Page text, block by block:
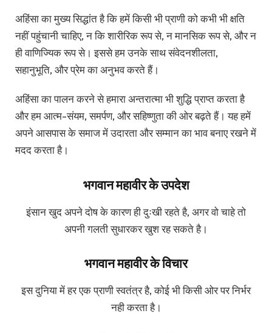
अहिंसा का मुख्य सिद्धांत है कि हमें किसी भी प्राणी को कभी भी क्षति
नहीं पहुंचानी चाहिए, न कि शारीरिक रूप से, न मानसिक रूप से, और न
ही वाणिज्यिक रूप से। इससे हम उनके साथ संवेदनशीलता,
सहानुभूति, और प्रेम का अनुभव करते हैं।
अहिंसा का पालन करने से हमारा अन्तरात्मा भी शुद्धि प्राप्त करता है
और हम आत्म-संयम, समर्पण, और सहिष्णुता की ओर बढ़ते हैं। यह हमें
अपने आसपास के समाज में उदारता और सम्मान का भाव बनाए रखने में
मदद करता है।
भगवान महावीर के उपदेश
इंसान खुद अपने दोष के कारण ही दुःखी रहते है, अगर वो चाहे तो
अपनी गलती सुधारकर खुश रह सकते है।
भगवान महावीर के विचार
इस दुनिया में हर एक प्राणी स्वतंत्र है, कोई भी किसी ओर पर निर्भर
नही करता है।